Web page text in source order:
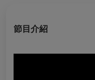
節目介紹